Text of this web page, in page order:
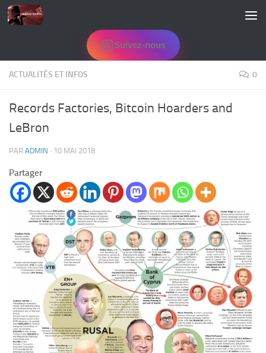
Skip to content
Suivez-nous
ACTUALITÉS ET INFOS 0
Records Factories, Bitcoin Hoarders and
LeBron
PAR ADMIN · 10 MAI 2018
Partager